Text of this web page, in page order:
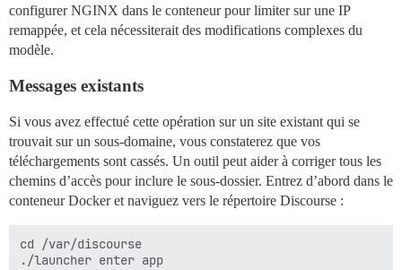
configurer NGINX dans le conteneur pour limiter sur une IP
remappée, et cela nécessiterait des modifications complexes du
modèle.
Messages existants
Si vous avez effectué cette opération sur un site existant qui se
trouvait sur un sous-domaine, vous constaterez que vos
téléchargements sont cassés. Un outil peut aider à corriger tous les
chemins d’accès pour inclure le sous-dossier. Entrez d’abord dans le
conteneur Docker et naviguez vers le répertoire Discourse :
cd /var/discourse
./launcher enter app